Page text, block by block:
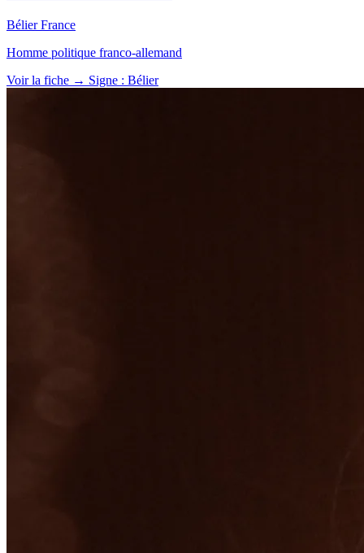
Bélier France
Homme politique franco-allemand
Voir la fiche → Signe : Bélier